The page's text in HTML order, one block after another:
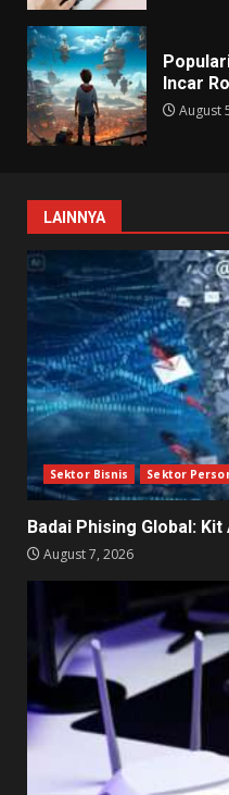
Incar
August
LAINNYA
Sektor Bisnis Sektor
Badai Phising Global:
August 7, 2026